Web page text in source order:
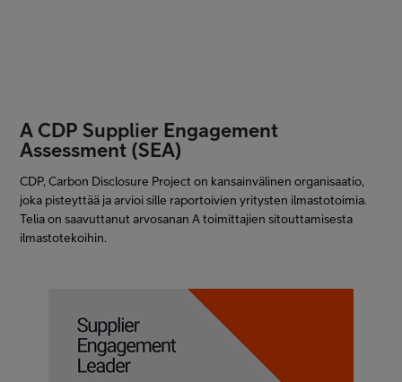
A CDP Supplier Engagement
Assessment (SEA)
CDP, Carbon Disclosure Project on kansainvälinen organisaatio,
joka pisteyttää ja arvioi sille raportoivien yritysten ilmastotoimia.
Telia on saavuttanut arvosanan A toimittajien sitouttamisesta
ilmastotekoihin.